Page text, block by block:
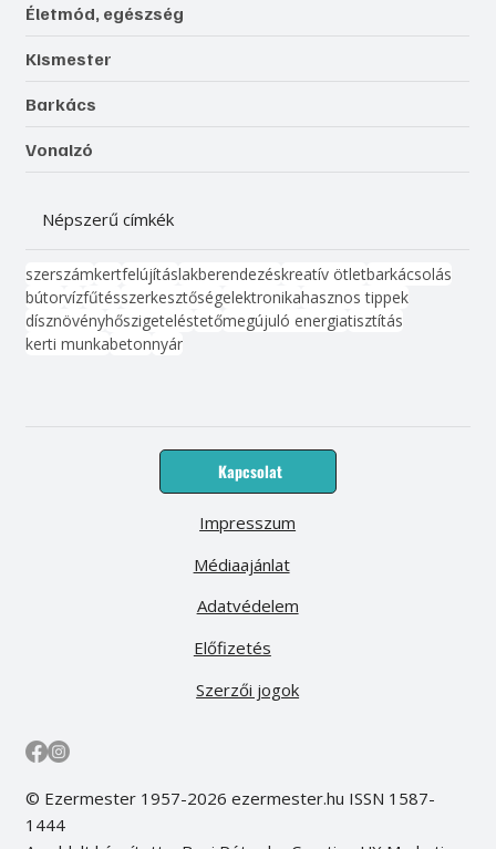
Életmód, egészség
Kismester
Barkács
Vonalzó
Népszerű címkék
szerszámkertfelújításlakberendezéskreatív ötletbarkácsolás
bútorvízfűtésszerkesztőségelektronikahasznos tippek
dísznövényhőszigeteléstetőmegújuló energiatisztítás
kerti munkabetonnyár
Kapcsolat
Médiaajánlat
Előfizetés
Impresszum
Adatvédelem
Szerzői jogok
© Ezermester 1957-2026 ezermester.hu ISSN 1587-
1444